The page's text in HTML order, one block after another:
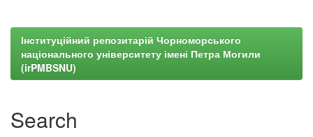
Інституційний репозитарій Чорноморського
національного університету імені Петра Могили
(irPMBSNU)
Search